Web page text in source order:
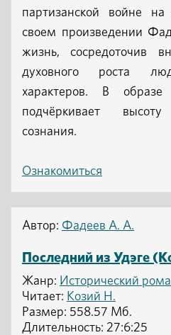
партизанской войне
своем произведении
жизнь, сосредоточив
духовного роста
характеров. В
подчёркивает высоту
сознания.
Ознакомиться
Автор: Фадеев А. А.
Последний из Удэге
Жанр: Исторический
Читает: Козий Н.
Размер: 558.57 Мб.
Длительность: 27:6:25